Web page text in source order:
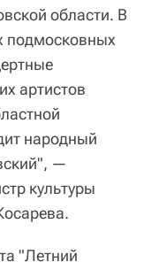
области. В
подмосковных
артистов
народный
—
культуры
"Летний